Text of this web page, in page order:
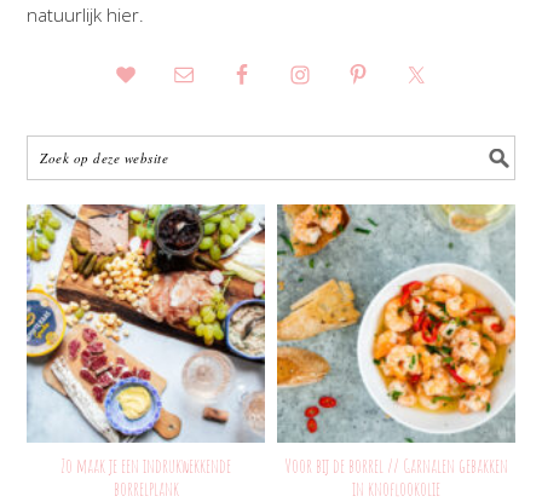
natuurlijk hier.
Zo maak je een indrukwekkende
borrelplank
Voor bij de borrel // Garnalen gebakken
in knoflookolie